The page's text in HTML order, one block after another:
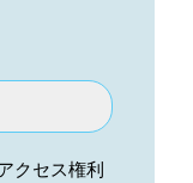
クセス権利